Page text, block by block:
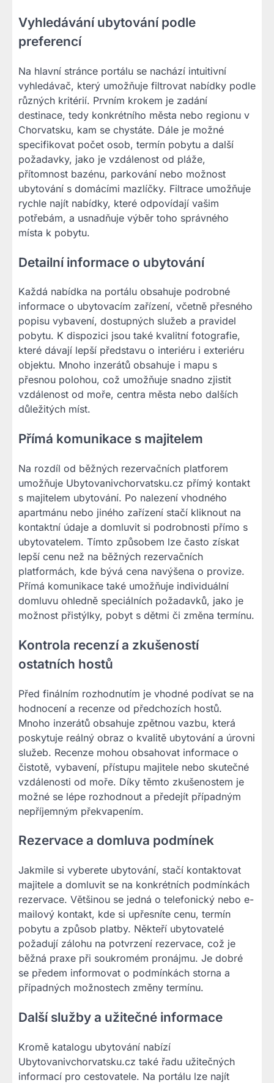
Vyhledávání ubytování podle
preferencí
Na hlavní stránce portálu se nachází intuitivní
vyhledávač, který umožňuje filtrovat nabídky podle
různých kritérií. Prvním krokem je zadání
destinace, tedy konkrétního města nebo regionu v
Chorvatsku, kam se chystáte. Dále je možné
specifikovat počet osob, termín pobytu a další
požadavky, jako je vzdálenost od pláže,
přítomnost bazénu, parkování nebo možnost
ubytování s domácími mazlíčky. Filtrace umožňuje
rychle najít nabídky, které odpovídají vašim
potřebám, a usnadňuje výběr toho správného
místa k pobytu.
Detailní informace o ubytování
Každá nabídka na portálu obsahuje podrobné
informace o ubytovacím zařízení, včetně přesného
popisu vybavení, dostupných služeb a pravidel
pobytu. K dispozici jsou také kvalitní fotografie,
které dávají lepší představu o interiéru i exteriéru
objektu. Mnoho inzerátů obsahuje i mapu s
přesnou polohou, což umožňuje snadno zjistit
vzdálenost od moře, centra města nebo dalších
důležitých míst.
Přímá komunikace s majitelem
Na rozdíl od běžných rezervačních platforem
umožňuje Ubytovanivchorvatsku.cz přímý kontakt
s majitelem ubytování. Po nalezení vhodného
apartmánu nebo jiného zařízení stačí kliknout na
kontaktní údaje a domluvit si podrobnosti přímo s
ubytovatelem. Tímto způsobem lze často získat
lepší cenu než na běžných rezervačních
platformách, kde bývá cena navýšena o provize.
Přímá komunikace také umožňuje individuální
domluvu ohledně speciálních požadavků, jako je
možnost přistýlky, pobyt s dětmi či změna termínu.
Kontrola recenzí a zkušeností
ostatních hostů
Před finálním rozhodnutím je vhodné podívat se na
hodnocení a recenze od předchozích hostů.
Mnoho inzerátů obsahuje zpětnou vazbu, která
poskytuje reálný obraz o kvalitě ubytování a úrovni
služeb. Recenze mohou obsahovat informace o
čistotě, vybavení, přístupu majitele nebo skutečné
vzdálenosti od moře. Díky těmto zkušenostem je
možné se lépe rozhodnout a předejít případným
nepříjemným překvapením.
Rezervace a domluva podmínek
Jakmile si vyberete ubytování, stačí kontaktovat
majitele a domluvit se na konkrétních podmínkách
rezervace. Většinou se jedná o telefonický nebo e-
mailový kontakt, kde si upřesníte cenu, termín
pobytu a způsob platby. Někteří ubytovatelé
požadují zálohu na potvrzení rezervace, což je
běžná praxe při soukromém pronájmu. Je dobré
se předem informovat o podmínkách storna a
případných možnostech změny termínu.
Další služby a užitečné informace
Kromě katalogu ubytování nabízí
Ubytovanivchorvatsku.cz také řadu užitečných
informací pro cestovatele. Na portálu lze najít